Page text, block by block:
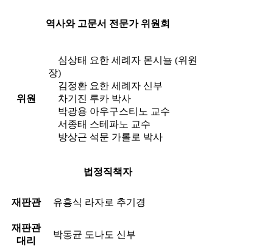
역사와 고문서 전문가 위원회
위원
심상태 요한 세례자 몬시뇰 (위원
장)
김정환 요한 세례자 신부
차기진 루카 박사
박광용 아우구스티노 교수
서종태 스테파노 교수
방상근 석문 가롤로 박사
법정직책자
재판관 유흥식 라자로 추기경
재판관
대리
박동균 도나도 신부